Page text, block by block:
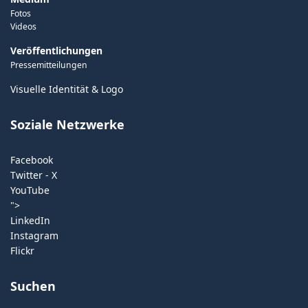
Fotos
Videos
Veröffentlichungen
Pressemitteilungen
Visuelle Identität & Logo
Soziale Netzwerke
Facebook
Twitter - X
YouTube
">
LinkedIn
Instagram
Flickr
Suchen